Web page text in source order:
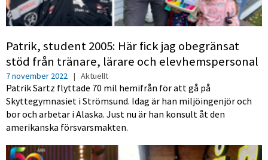
Patrik, student 2005: Här fick jag obegränsat
stöd från tränare, lärare och elevhemspersonal
7 november 2022 | Aktuellt
Patrik Sartz flyttade 70 mil hemifrån för att gå på
Skyttegymnasiet i Strömsund. Idag är han miljöingenjör och
bor och arbetar i Alaska. Just nu är han konsult åt den
amerikanska försvarsmakten.